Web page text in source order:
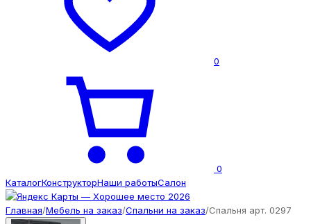
0
0
КаталогКонструкторНаши работыСалон
Главная/Мебель на заказ/Спальни на заказ/Спальня арт. 0297